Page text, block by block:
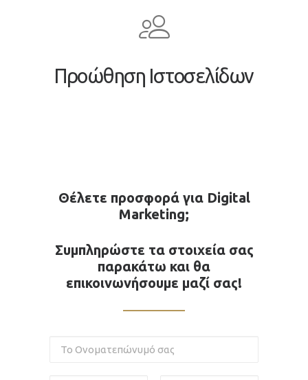
Προώθηση Ιστοσελίδων
Θέλετε προσφορά για Digital
Marketing;
Συμπληρώστε τα στοιχεία σας
παρακάτω και θα
επικοινωνήσουμε μαζί σας!